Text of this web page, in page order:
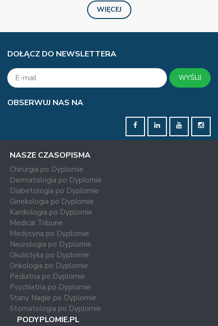
WIĘCEJ
DOŁĄCZ DO NEWSLETTERA
WYŚLIJ
OBSERWUJ NAS NA
NASZE CZASOPISMA
Chirurgia po Dyplomie
Dermatologia po Dyplomie
Diabetologia po Dyplomie
Ginekologia po Dyplomie
Kardiologia po Dyplomie
Medical Tribune
Medycyna po Dyplomie
Neurologia po Dyplomie
Okulistyka po Dyplomie
Onkologia po Dyplomie
Pediatria po Dyplomie
Psychiatria po Dyplomie
Stany Nagłe po Dyplomie
Stomatologia po Dyplomie
PODYPLOMIE.PL